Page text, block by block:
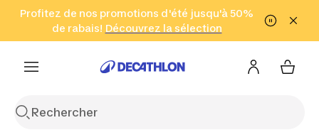
Aller à la recherche Aller au contenu Aller au pied de
Profitez de nos promotions d'été jusqu'à 50%
de rabais! Découvrez la sélection
Cliquez ici
en seulement 2 h!
(Zones sélectionnées)